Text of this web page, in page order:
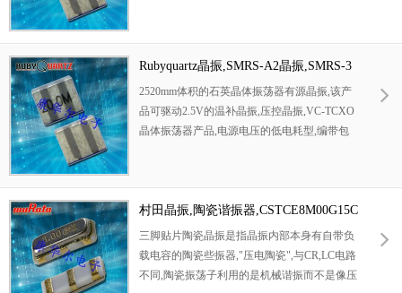
地轻.产品被广泛应用到集成电路,程控交换系
统,无线发射基站.
Rubyquartz晶振,SMRS-A2晶振,SMRS-3
3.86-A2晶振
2520mm体积的石英晶体振荡器有源晶振,该产
品可驱动2.5V的温补晶振,压控晶振,VC-TCXO
晶体振荡器产品,电源电压的低电耗型,编带包
地轻.产品被广泛应用到集成电路,程控交换系
统,无线发射基站.
村田晶振,陶瓷谐振器,CSTCE8M00G15C
99-R0晶振
三脚贴片陶瓷晶振是指晶振内部本身有自带负
载电容的陶瓷些振器,"压电陶瓷",与CR,LC电路
不同,陶瓷振荡子利用的是机械谐振而不是像压